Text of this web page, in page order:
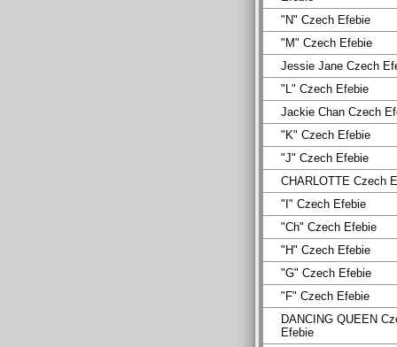
"N" Czech Efebie
"M" Czech Efebie
Jessie Jane Czech
"L" Czech Efebie
Jackie Chan Czech
"K" Czech Efebie
"J" Czech Efebie
CHARLOTTE Czech
"I" Czech Efebie
"Ch" Czech Efebie
"H" Czech Efebie
"G" Czech Efebie
"F" Czech Efebie
DANCING QUEEN
Efebie